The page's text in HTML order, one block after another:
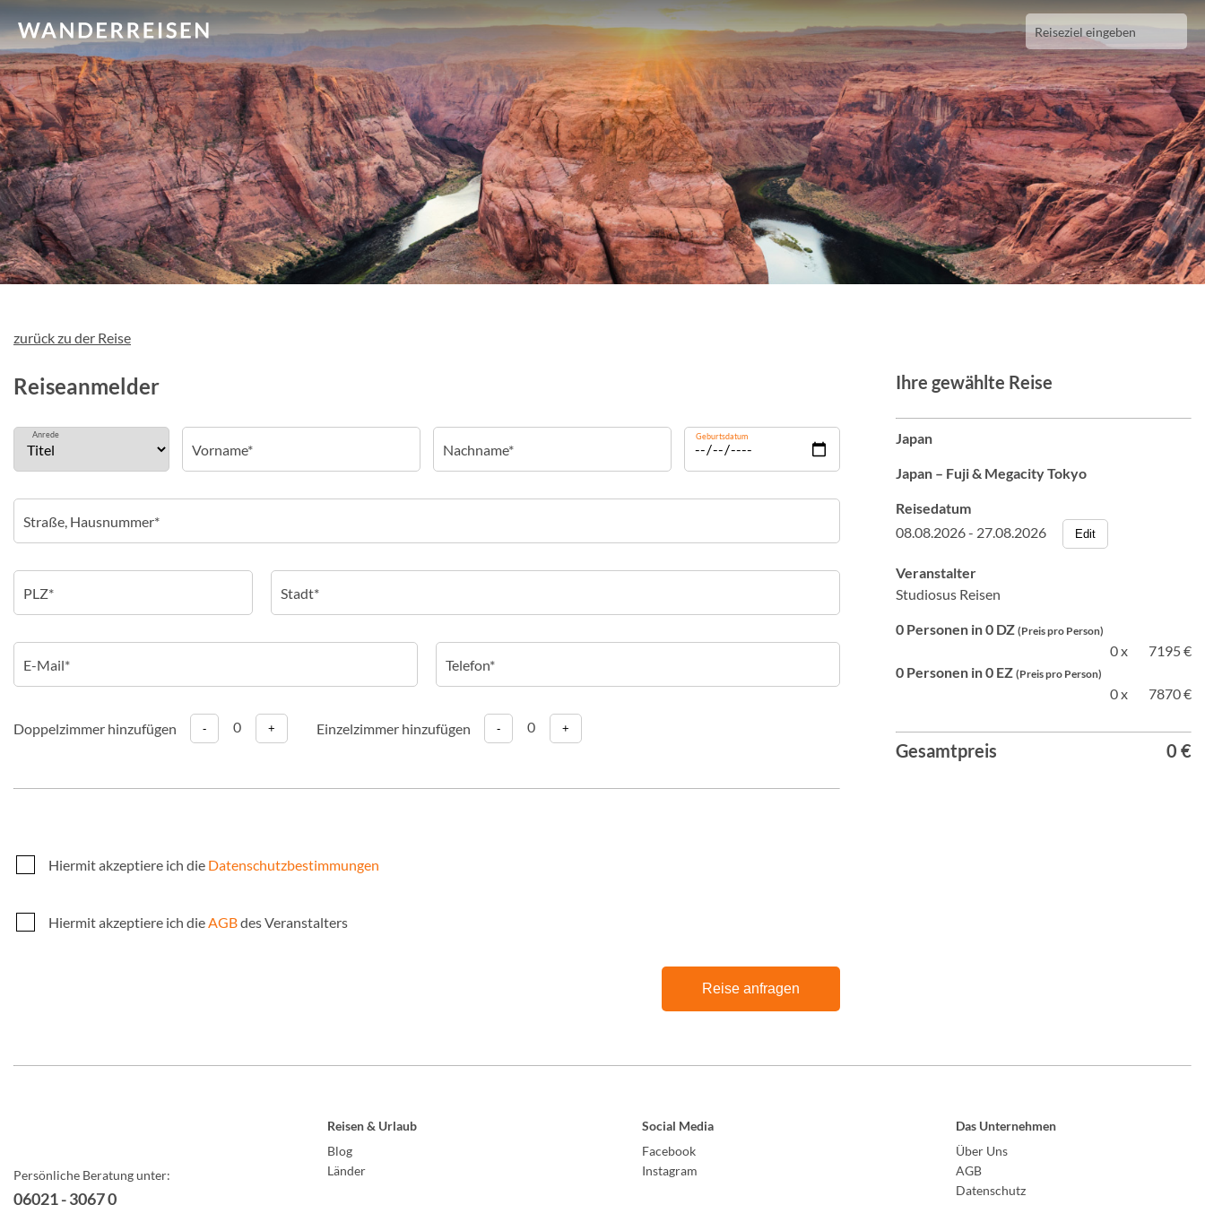
zurück zu der Reise
Reiseanmelder
Anrede Geburtsdatum
Doppelzimmer hinzufügen - 0 + Einzelzimmer hinzufügen - 0 +
Ihre gewählte Reise
Japan
Japan – Fuji & Megacity Tokyo
Reisedatum
08.08.2026 - 27.08.2026
Edit
Veranstalter
Studiosus Reisen
0 Personen in 0 DZ (Preis pro Person)
0 x
7195 €
0 Personen in 0 EZ (Preis pro Person)
0 x 7870 €
Gesamtpreis 0 €
Hiermit akzeptiere ich die Datenschutzbestimmungen
Hiermit akzeptiere ich dieAGBdes Veranstalters
Reise anfragen
Persönliche Beratung unter:
06021 - 3067 0
Reisen & Urlaub
Blog
Länder
Social Media
Facebook
Instagram
Das Unternehmen
Über Uns
AGB
Datenschutz